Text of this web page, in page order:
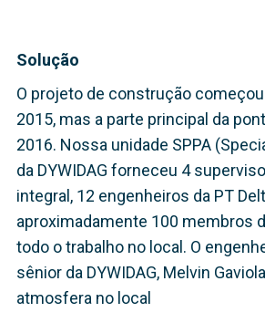
Solução
O projeto de construção
2015, mas a parte principal da
2016. Nossa unidade SPPA
da DYWIDAG forneceu 4
integral, 12 engenheiros da PT
aproximadamente 100 membros
todo o trabalho no local. O
sênior da DYWIDAG, Melvin
atmosfera no local